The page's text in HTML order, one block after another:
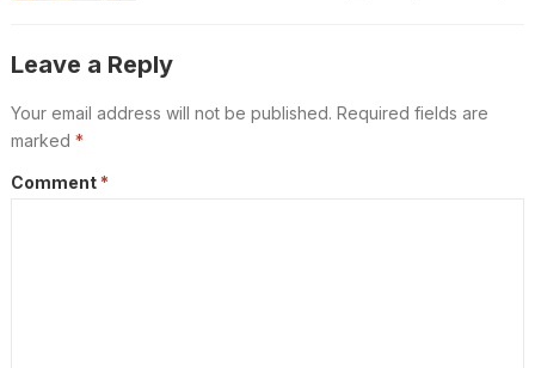
Leave a Reply
Your email address will not be published. Required fields are
marked *
Comment *